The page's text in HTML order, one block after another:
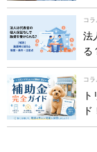
コ
法
る
コ